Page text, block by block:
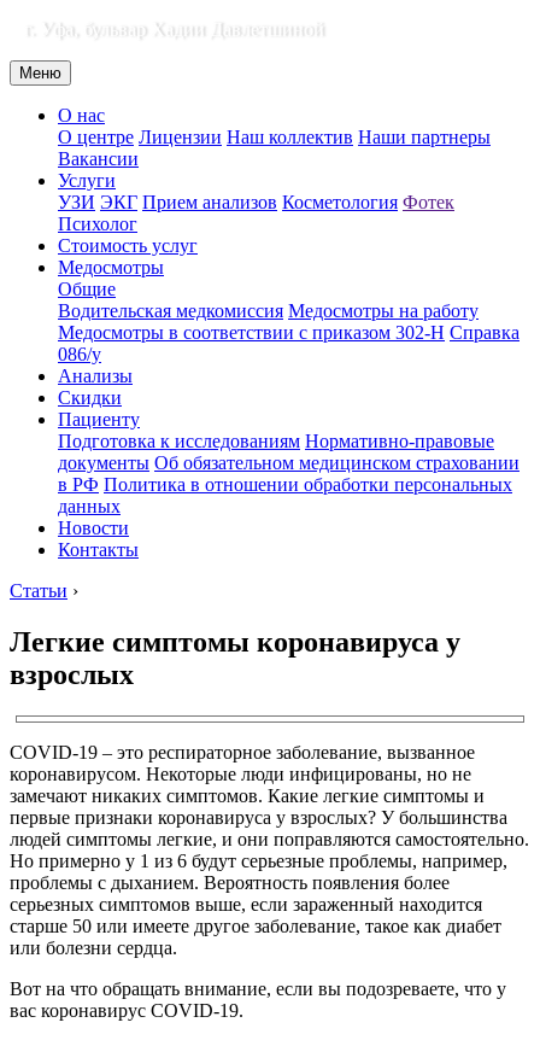
г. Уфа, бульвар Хадии Давлетшиной
Меню
О нас
О центре Лицензии Наш коллектив Наши партнеры
Вакансии
Услуги
УЗИ ЭКГ Прием анализов Косметология Фотек
Психолог
Стоимость услуг
Медосмотры
Общие
Водительская медкомиссия Медосмотры на работу
Медосмотры в соответствии с приказом 302-Н Справка
086/у
Анализы
Скидки
Пациенту
Подготовка к исследованиям Нормативно-правовые
документы Об обязательном медицинском страховании
в РФ Политика в отношении обработки персональных
данных
Новости
Контакты
Статьи ›
Легкие симптомы коронавируса у
взрослых
COVID-19 – это респираторное заболевание, вызванное
коронавирусом. Некоторые люди инфицированы, но не
замечают никаких симптомов. Какие легкие симптомы и
первые признаки коронавируса у взрослых? У большинства
людей симптомы легкие, и они поправляются самостоятельно.
Но примерно у 1 из 6 будут серьезные проблемы, например,
проблемы с дыханием. Вероятность появления более
серьезных симптомов выше, если зараженный находится
старше 50 или имеете другое заболевание, такое как диабет
или болезни сердца.
Вот на что обращать внимание, если вы подозреваете, что у
вас коронавирус COVID-19.